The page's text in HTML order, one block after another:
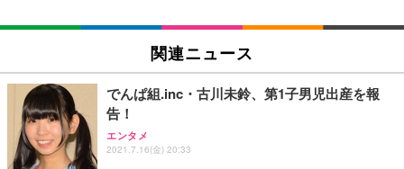
SIHOO B100 オフィスチェア／デスクチェア メッシ
ュチェア 人間工学 疲れない ブラック
￥27,999
Sezlife オフィスチェア デスクチェア 疲れない テレ
ワーク チェア 強化バックレスト 30度ロッキング機
能 人間工学 椅子 腰サポート 90度跳ね上げ式アーム
EIZO ビジネス向けプレミアムモニター | FlexScan
￥109,572
【純正品】27"ゲーミングモニター DualSense 充電
フック付き（CFI-ZDM1J）
Amazonベーシック ペットシーツ 厚型 ワイド 42枚
x2袋(84枚) ホワイト(吸収面:ライトブルー)
￥3,234
ネオ・ルーライフ ネオ・オムツ L 中型犬用 26枚入
り 単品
関連ニュース
でんぱ組.inc・古川未鈴、第1子男児出産を報
告！
エンタメ
2021.7.16(金) 20:33